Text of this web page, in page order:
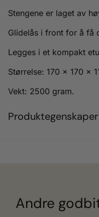
Stengene er laget av
Glidelås i front for å få
Legges i et kompakt
Størrelse: 170 x 170 x
Vekt: 2500 gram.
Produktegenskaper
Andre